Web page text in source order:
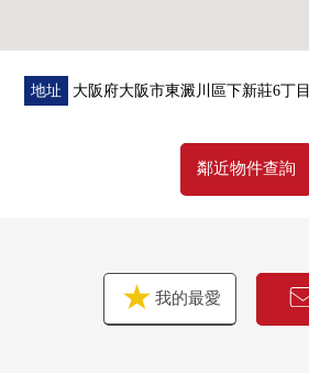
地址 大阪府大阪市東澱川區下新莊6丁目
鄰近物件查詢
我的最愛